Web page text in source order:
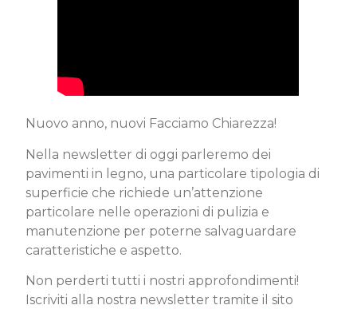
Nuovo anno, nuovi Facciamo Chiarezza!
Nella newsletter di oggi parleremo dei
pavimenti in legno, una particolare tipologia di
superficie che richiede un’attenzione
particolare nelle operazioni di pulizia e
manutenzione per poterne salvaguardare
caratteristiche e aspetto.
Non perderti tutti i nostri approfondimenti!
Iscriviti alla nostra newsletter tramite il sito